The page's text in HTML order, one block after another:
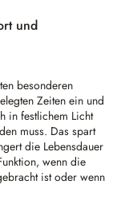
und
besonderen
Zeiten ein und
in festlichem Licht
muss. Das spart
die Lebensdauer
wenn die
ist oder wenn